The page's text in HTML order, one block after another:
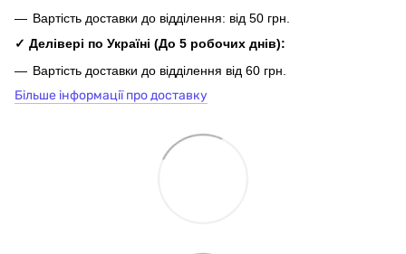
Вартість доставки до відділення: від 50 грн.
✓ Делівері по Україні (До 5 робочих днів):
Вартість доставки до відділення від 60 грн.
Більше інформації про доставку